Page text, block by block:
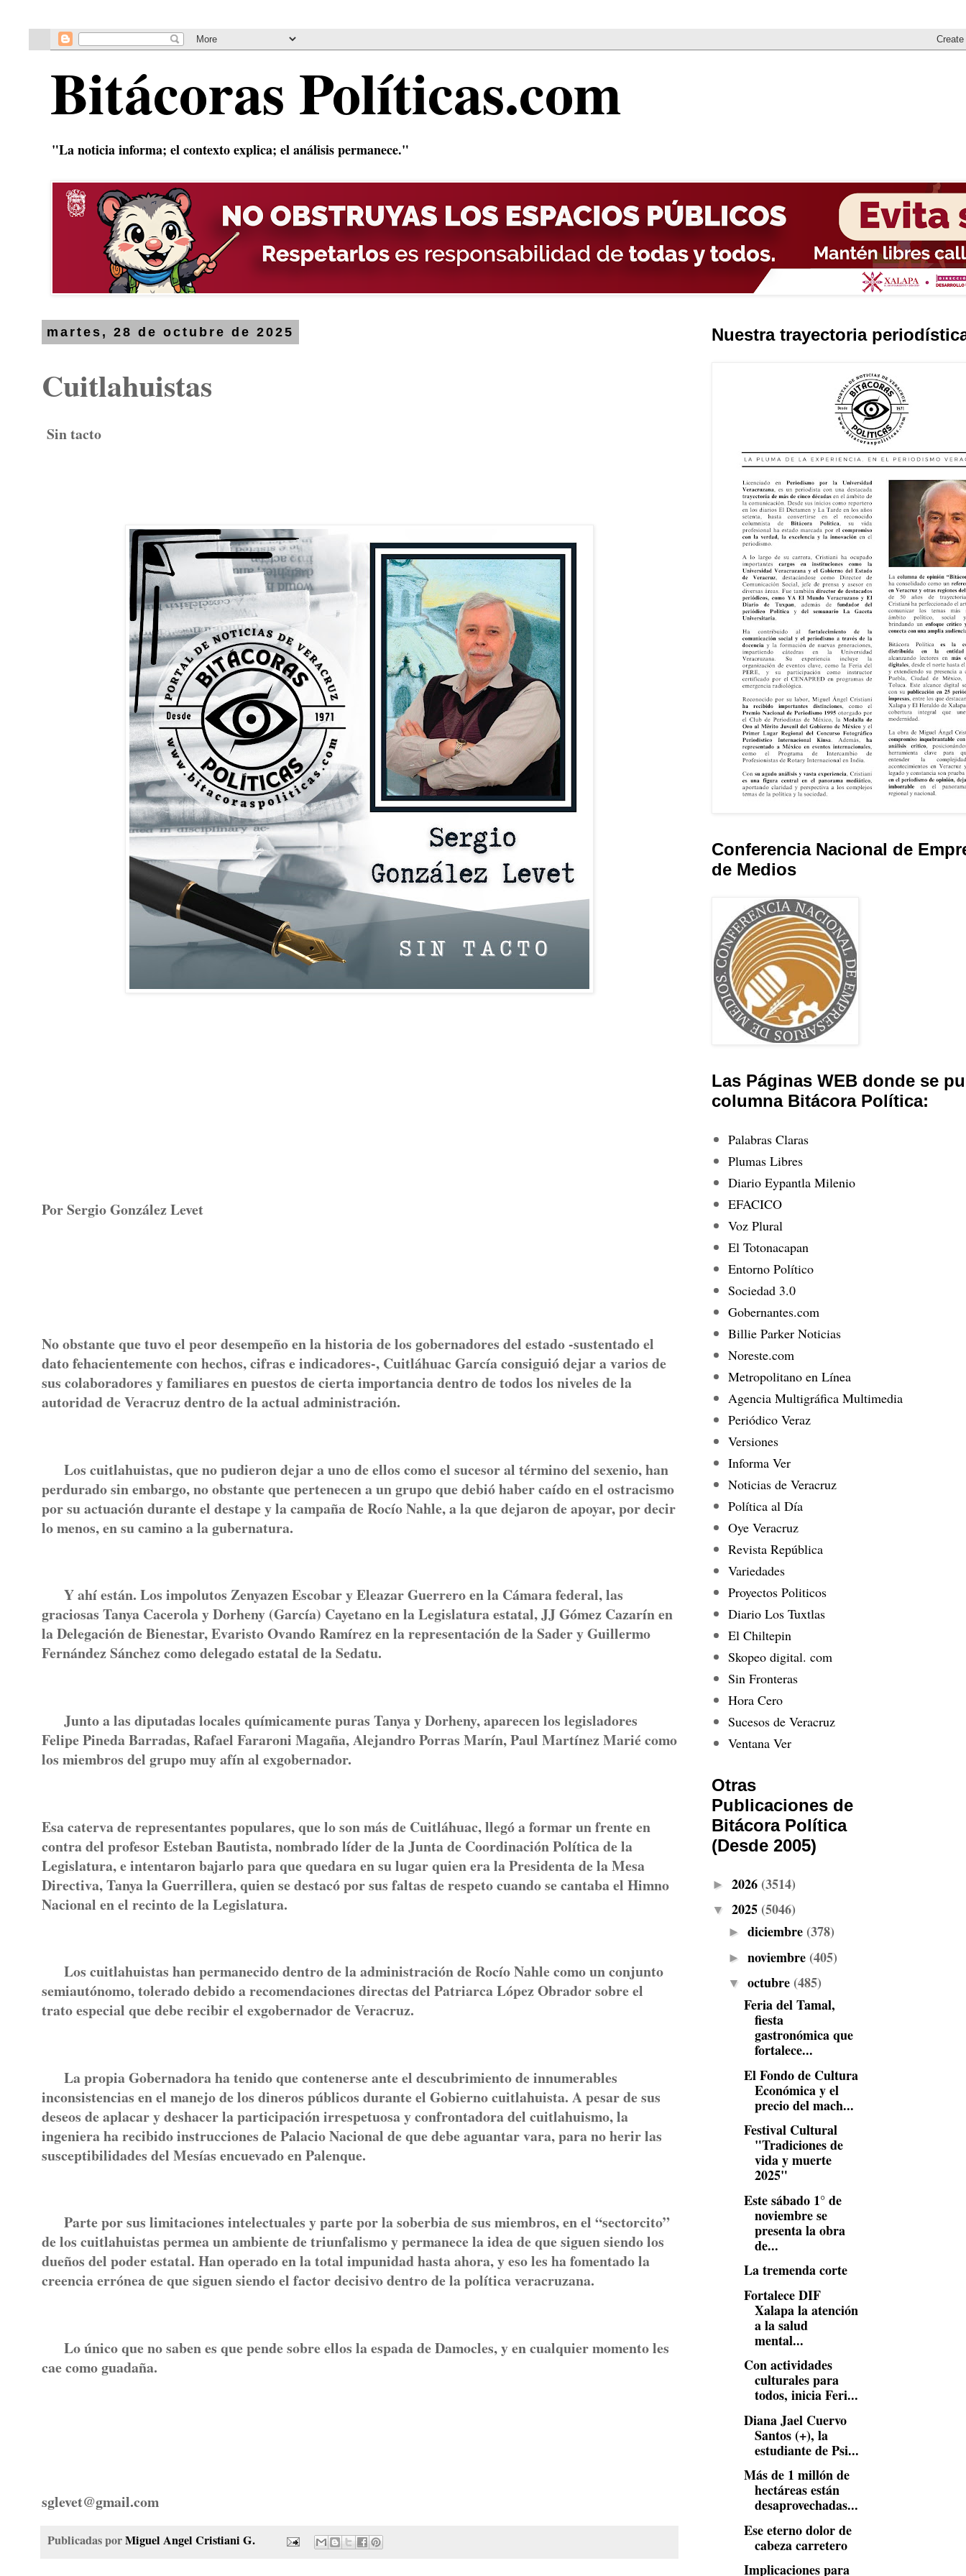
Bitácoras Políticas.com
"La noticia informa; el contexto explica; el análisis permanece."
martes, 28 de octubre de 2025
Cuitlahuistas
Sin tacto
Por Sergio González Levet
No obstante que tuvo el peor desempeño en la historia de los gobernadores del estado -sustentado el
dato fehacientemente con hechos, cifras e indicadores-, Cuitláhuac García consiguió dejar a varios de
sus colaboradores y familiares en puestos de cierta importancia dentro de todos los niveles de la
autoridad de Veracruz dentro de la actual administración.
Los cuitlahuistas, que no pudieron dejar a uno de ellos como el sucesor al término del sexenio, han
perdurado sin embargo, no obstante que pertenecen a un grupo que debió haber caído en el ostracismo
por su actuación durante el destape y la campaña de Rocío Nahle, a la que dejaron de apoyar, por decir
lo menos, en su camino a la gubernatura.
Y ahí están. Los impolutos Zenyazen Escobar y Eleazar Guerrero en la Cámara federal, las
graciosas Tanya Cacerola y Dorheny (García) Cayetano en la Legislatura estatal, JJ Gómez Cazarín en
la Delegación de Bienestar, Evaristo Ovando Ramírez en la representación de la Sader y Guillermo
Fernández Sánchez como delegado estatal de la Sedatu.
Junto a las diputadas locales químicamente puras Tanya y Dorheny, aparecen los legisladores
Felipe Pineda Barradas, Rafael Fararoni Magaña, Alejandro Porras Marín, Paul Martínez Marié como
los miembros del grupo muy afín al exgobernador.
Esa caterva de representantes populares, que lo son más de Cuitláhuac, llegó a formar un frente en
contra del profesor Esteban Bautista, nombrado líder de la Junta de Coordinación Política de la
Legislatura, e intentaron bajarlo para que quedara en su lugar quien era la Presidenta de la Mesa
Directiva, Tanya la Guerrillera, quien se destacó por sus faltas de respeto cuando se cantaba el Himno
Nacional en el recinto de la Legislatura.
Los cuitlahuistas han permanecido dentro de la administración de Rocío Nahle como un conjunto
semiautónomo, tolerado debido a recomendaciones directas del Patriarca López Obrador sobre el
trato especial que debe recibir el exgobernador de Veracruz.
La propia Gobernadora ha tenido que contenerse ante el descubrimiento de innumerables
inconsistencias en el manejo de los dineros públicos durante el Gobierno cuitlahuista. A pesar de sus
deseos de aplacar y deshacer la participación irrespetuosa y confrontadora del cuitlahuismo, la
ingeniera ha recibido instrucciones de Palacio Nacional de que debe aguantar vara, para no herir las
susceptibilidades del Mesías encuevado en Palenque.
Parte por sus limitaciones intelectuales y parte por la soberbia de sus miembros, en el “sectorcito”
de los cuitlahuistas permea un ambiente de triunfalismo y permanece la idea de que siguen siendo los
dueños del poder estatal. Han operado en la total impunidad hasta ahora, y eso les ha fomentado la
creencia errónea de que siguen siendo el factor decisivo dentro de la política veracruzana.
Lo único que no saben es que pende sobre ellos la espada de Damocles, y en cualquier momento les
cae como guadaña.
sglevet@gmail.com
Publicadas porMiguel Angel Cristiani G.
Nuestra trayectoria
Conferencia Nacional de
de Medios
Las Páginas WEB donde se
columna Bitácora Política:
Palabras Claras
Plumas Libres
Diario Eypantla Milenio
EFACICO
Voz Plural
El Totonacapan
Entorno Político
Sociedad 3.0
Gobernantes.com
Billie Parker Noticias
Noreste.com
Metropolitano en Línea
Agencia Multigráfica Multimedia
Periódico Veraz
Versiones
Informa Ver
Noticias de Veracruz
Política al Día
Oye Veracruz
Revista República
Variedades
Proyectos Politicos
Diario Los Tuxtlas
El Chiltepin
Skopeo digital. com
Sin Fronteras
Hora Cero
Sucesos de Veracruz
Ventana Ver
Otras
Publicaciones de
Bitácora Política
(Desde 2005)
► 2026 (3514)
▼ 2025 (5046)
► diciembre (378)
► noviembre (405)
▼ octubre (485)
Feria del Tamal,
fiesta
gastronómica que
fortalece...
El Fondo de Cultura
Económica y el
precio del mach...
Festival Cultural
"Tradiciones de
vida y muerte
2025"
Este sábado 1° de
noviembre se
presenta la obra
de...
La tremenda corte
Fortalece DIF
Xalapa la atención
a la salud
mental...
Con actividades
culturales para
todos, inicia Feri...
Diana Jael Cuervo
Santos (+), la
estudiante de Psi...
Más de 1 millón de
hectáreas están
desaprovechadas...
Ese eterno dolor de
cabeza carretero
Implicaciones para